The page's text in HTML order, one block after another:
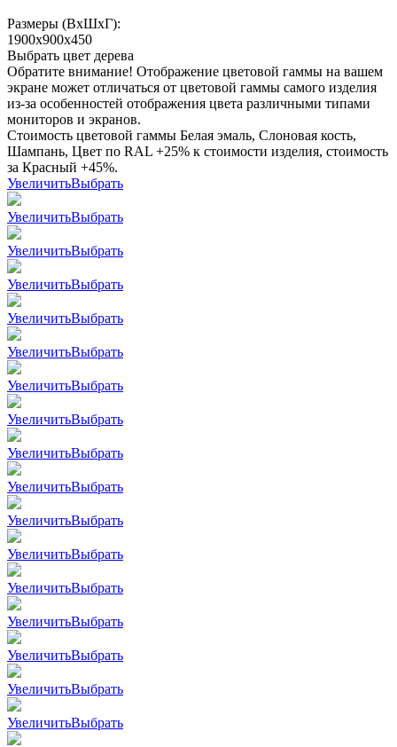
Размеры (ВхШхГ):
1900x900x450
Выбрать цвет дерева
Обратите внимание! Отображение цветовой гаммы на вашем
экране может отличаться от цветовой гаммы самого изделия
из-за особенностей отображения цвета различными типами
мониторов и экранов.
Стоимость цветовой гаммы Белая эмаль, Слоновая кость,
Шампань, Цвет по RAL +25% к стоимости изделия, стоимость
за Красный +45%.
УвеличитьВыбрать
УвеличитьВыбрать
УвеличитьВыбрать
УвеличитьВыбрать
УвеличитьВыбрать
УвеличитьВыбрать
УвеличитьВыбрать
УвеличитьВыбрать
УвеличитьВыбрать
УвеличитьВыбрать
УвеличитьВыбрать
УвеличитьВыбрать
УвеличитьВыбрать
УвеличитьВыбрать
УвеличитьВыбрать
УвеличитьВыбрать
УвеличитьВыбрать